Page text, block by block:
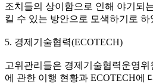
조치들의 상이함으로 인해 야기되
킬 수 있는 방안으로 모색하기로 하
5. 경제기술협력(ECOTECH)
고위관리들은 경제기술협력운영
에 관한 이행 현황과 ECOTECH에